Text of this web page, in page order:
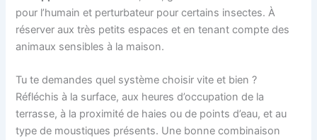
pour l’humain et perturbateur pour certains insectes. À
réserver aux très petits espaces et en tenant compte des
animaux sensibles à la maison.
Tu te demandes quel système choisir vite et bien ?
Réfléchis à la surface, aux heures d’occupation de la
terrasse, à la proximité de haies ou de points d’eau, et au
type de moustiques présents. Une bonne combinaison